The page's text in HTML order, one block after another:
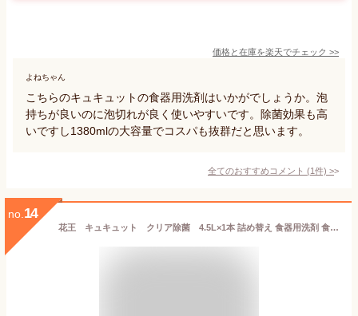
価格と在庫を楽天でチェック >>
よねちゃん
こちらのキュキュットの食器用洗剤はいかがでしょうか。泡
持ちが良いのに泡切れが良く使いやすいです。除菌効果も高
いですし1380mlの大容量でコスパも抜群だと思います。
全てのおすすめコメント (1件) >
no. 14
花王 キュキュット クリア除菌 4.5L×1本 詰め替え 食器用洗剤 食器洗剤 大容量